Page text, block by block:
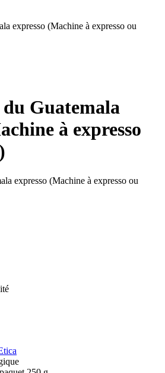
expresso (Machine à expresso ou
Guatemala
à expresso